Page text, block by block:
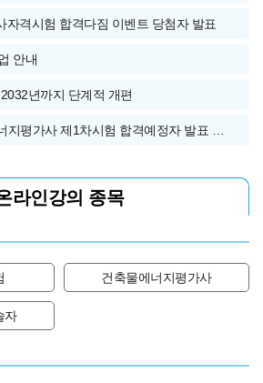
자격시험 합격다짐 이벤트 당첨자 발표
안내
년까지 단계적 개편
평가사 제1차시험 합격예정자 발표 공고문
라인강의 종목
건축물에너지평가사
자